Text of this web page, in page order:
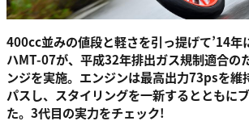
400cc並みの値段と軽さを引っ提げて’14年
ハMT-07が、平成32年排出ガス規制適合の
ンジを実施。エンジンは最高出力73psを維
パスし、スタイリングを一新するとともに
た。3代目の実力をチェック!